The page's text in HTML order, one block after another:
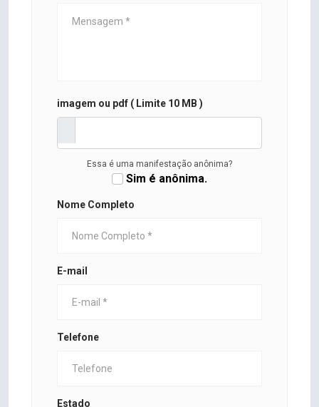
imagem ou pdf ( Limite 10 MB )
Essa é uma manifestação anônima?
Sim é anônima.
Nome Completo
E-mail
Telefone
Estado